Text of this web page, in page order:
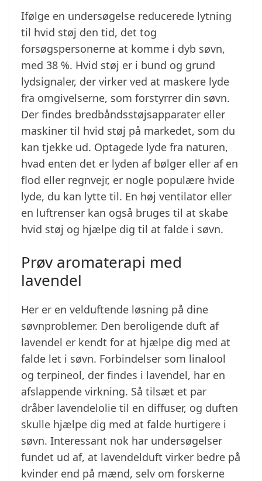
Ifølge en undersøgelse reducerede lytning
til hvid støj den tid, det tog
forsøgspersonerne at komme i dyb søvn,
med 38 %. Hvid støj er i bund og grund
lydsignaler, der virker ved at maskere lyde
fra omgivelserne, som forstyrrer din søvn.
Der findes bredbåndsstøjsapparater eller
maskiner til hvid støj på markedet, som du
kan tjekke ud. Optagede lyde fra naturen,
hvad enten det er lyden af bølger eller af en
flod eller regnvejr, er nogle populære hvide
lyde, du kan lytte til. En høj ventilator eller
en luftrenser kan også bruges til at skabe
hvid støj og hjælpe dig til at falde i søvn.
Prøv aromaterapi med
lavendel
Her er en velduftende løsning på dine
søvnproblemer. Den beroligende duft af
lavendel er kendt for at hjælpe dig med at
falde let i søvn. Forbindelser som linalool
og terpineol, der findes i lavendel, har en
afslappende virkning. Så tilsæt et par
dråber lavendelolie til en diffuser, og duften
skulle hjælpe dig med at falde hurtigere i
søvn. Interessant nok har undersøgelser
fundet ud af, at lavendelduft virker bedre på
kvinder end på mænd, selv om forskerne